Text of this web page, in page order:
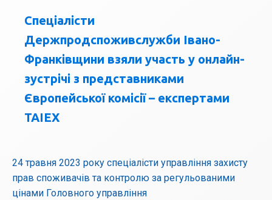
Спеціалісти
Держпродспоживслужби Івано-
Франківщини взяли участь у онлайн-
зустрічі з представниками
Європейської комісії – експертами
TAIEX
24 травня 2023 року спеціалісти управління захисту
прав споживачів та контролю за регульованими
цінами Головного управління